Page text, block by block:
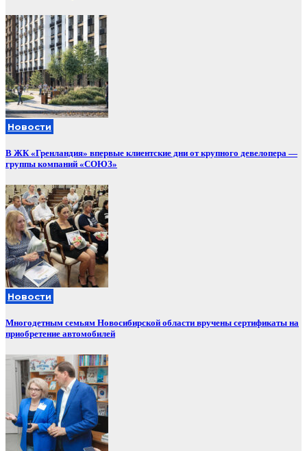
Новости
В ЖК «Гренландия» впервые клиентские дни от крупного девелопера —
группы компаний «СОЮЗ»
Новости
Многодетным семьям Новосибирской области вручены сертификаты на
приобретение автомобилей